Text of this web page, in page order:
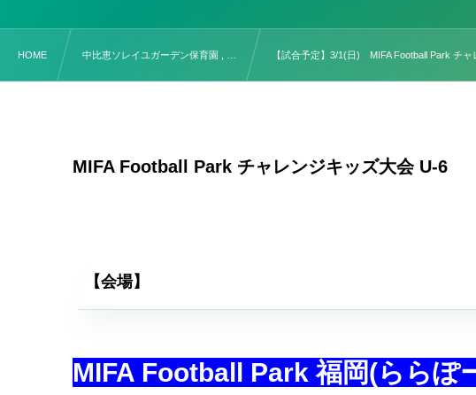
HOME 中比恵ソレイユガーデン保育園 , … 【試合予定】3/1(日) MIFA Football Park チ
MIFA Football Park チャレンジキッズ大会 U-6
【会場】
MIFA Football Park 福岡(ららぽ